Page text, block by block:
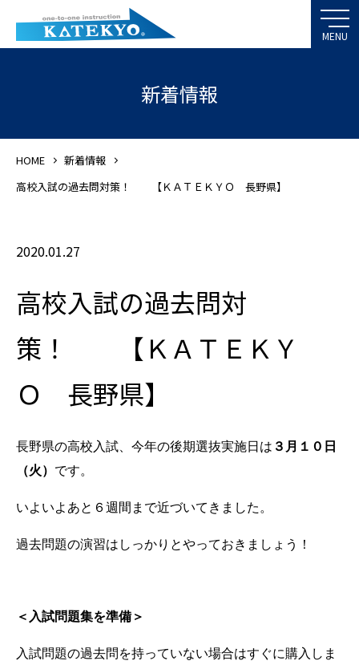
新着情報
HOME
新着情報
高校入試の過去問対策！ 【ＫＡＴＥＫＹＯ 長野県】
2020.01.27
高校入試の過去問対
策！ 【ＫＡＴＥＫＹ
Ｏ 長野県】
長野県の高校入試、今年の後期選抜実施日は ３月１０日
（火） です。
いよいよあと６週間まで近づいてきました。
過去問題の演習はしっかりとやっておきましょう！
＜入試問題集を準備＞
入試問題の過去問を持っていない場合はすぐに購入しま